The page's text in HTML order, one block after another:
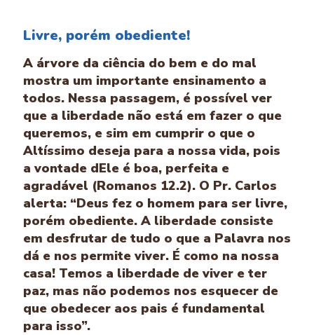
Livre, porém obediente!
A árvore da ciência do bem e do mal
mostra um importante ensinamento a
todos. Nessa passagem, é possível ver
que a liberdade não está em fazer o que
queremos, e sim em cumprir o que o
Altíssimo deseja para a nossa vida, pois
a vontade dEle é boa, perfeita e
agradável (Romanos 12.2). O Pr. Carlos
alerta: “Deus fez o homem para ser livre,
porém obediente. A liberdade consiste
em desfrutar de tudo o que a Palavra nos
dá e nos permite viver. É como na nossa
casa! Temos a liberdade de viver e ter
paz, mas não podemos nos esquecer de
que obedecer aos pais é fundamental
para isso”.